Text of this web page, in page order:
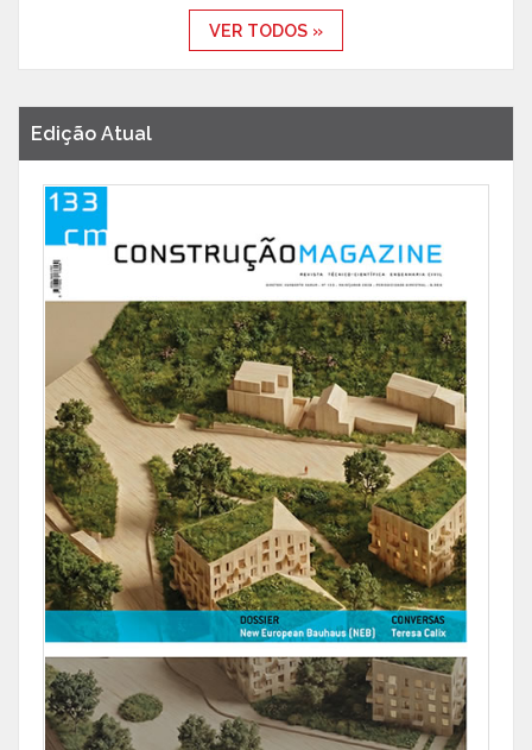
VER TODOS »
Edição Atual